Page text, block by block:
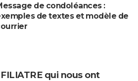
de condoléances :
de textes et modèle de
qui nous ont